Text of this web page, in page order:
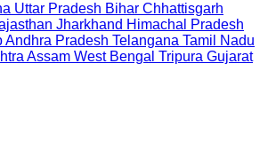
Uttar Pradesh Bihar Chhattisgarh
Jharkhand Himachal Pradesh
Andhra Pradesh Telangana Tamil Nadu
Assam West Bengal Tripura Gujarat